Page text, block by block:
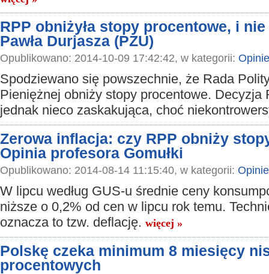
RPP obniżyła stopy procentowe, i
Pawła Durjasza (PZU)
Opublikowano: 2014-10-09 17:42:42, w kategorii: Opinie
Spodziewano się powszechnie, że Rada
Pieniężnej obniży stopy procentowe. Decyzja
jednak nieco zaskakująca, choć
Zerowa inflacja: czy RPP obniży
Opinia profesora Gomułki
Opublikowano: 2014-08-14 11:15:40, w kategorii: Opinie
W lipcu według GUS-u średnie ceny
niższe o 0,2% od cen w lipcu rok temu.
oznacza to tzw. deflację. więcej »
Polskę czeka minimum 8 miesięcy
procentowych